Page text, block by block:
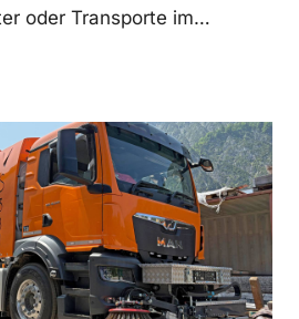
oder Transporte im…